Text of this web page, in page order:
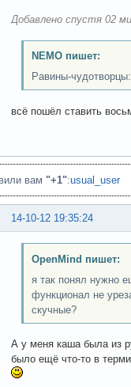
Добавлено спустя 02
NEMO пишет:
Равины-чудотворцы:
всё пошёл ставить
вам "+1":usual_user
14-10-12 19:35:24
OpenMind пишет:
я так понял нужно
функционал не
скучные?
А у меня каша была из
было ещё что-то в